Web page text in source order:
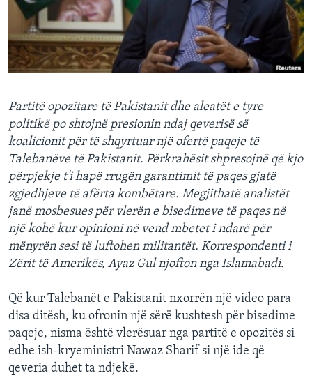
INTERVISTA
DITARI
Partitë opozitare të Pakistanit dhe aleatët e tyre
politikë po shtojnë presionin ndaj qeverisë së
koalicionit për të shqyrtuar një ofertë paqeje të
Talebanëve të Pakistanit. Përkrahësit shpresojnë që kjo
përpjekje t'i hapë rrugën garantimit të paqes gjatë
zgjedhjeve të afërta kombëtare. Megjithatë analistët
janë mosbesues për vlerën e bisedimeve të paqes në
një kohë kur opinioni në vend mbetet i ndarë për
mënyrën sesi të luftohen militantët. Korrespondenti i
Zërit të Amerikës, Ayaz Gul njofton nga Islamabadi.
Që kur Talebanët e Pakistanit nxorrën një video para
disa ditësh, ku ofronin një sërë kushtesh për bisedime
paqeje, nisma është vlerësuar nga partitë e opozitës si
edhe ish-kryeministri Nawaz Sharif si një ide që
qeveria duhet ta ndjekë.